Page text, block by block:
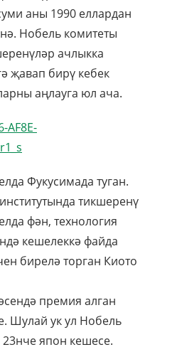
аны 1990 еллардан
Нобель комитеты
ачлыкка
җавап бирү кебек
аңлауга юл ача.
Фукусимада туган.
тикшеренү
фән, технология
кешелеккә файда
бирелә торган Киото
премия алган
Шулай ук ул Нобель
23нче япон кешесе.